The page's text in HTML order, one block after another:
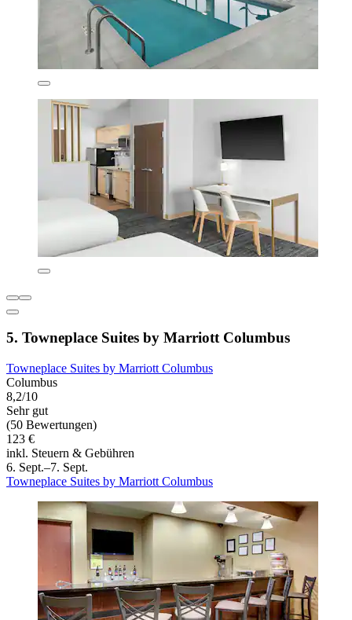
5. Towneplace Suites by Marriott Columbus
Towneplace Suites by Marriott Columbus
Columbus
8,2/10
Sehr gut
(50 Bewertungen)
123 €
inkl. Steuern & Gebühren
6. Sept.–7. Sept.
Towneplace Suites by Marriott Columbus